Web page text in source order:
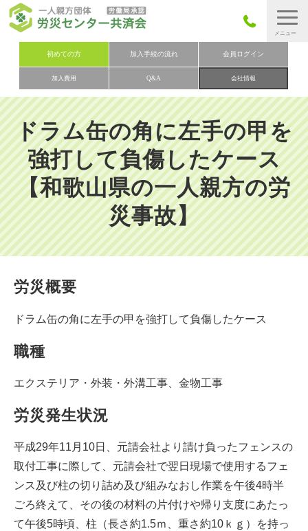
初めての方 加入手続の流れ 会員ログイン
加入費用 Q&A 会社情報
労災保険とは
労災保険の取りまとめ
労災保険加入手続きの流れ
加入費用
加入申込み
会社概要
お問い合わせ
会員メニュー
ドラム缶の角に左手の甲を
強打して負傷したケース
【和歌山県の一人親方の労
災事故】
労災概要
ドラム缶の角に左手の甲を強打して負傷したケース
職種
エクステリア・外装・外溝工事、金物工事
労災発生状況
平成29年11月10日、元請会社より請け負ったフェンスの
取付工事に際して、元請会社で翌日現場で使用するフェ
ンス及び柱の切り詰め及び組みなおし作業を午後4時半
ごろ終えて、その後の材料の片付けや帰り支度にあたっ
て午後5時頃、柱（長さ約1.5ｍ、重さ約10ｋｇ）を持っ